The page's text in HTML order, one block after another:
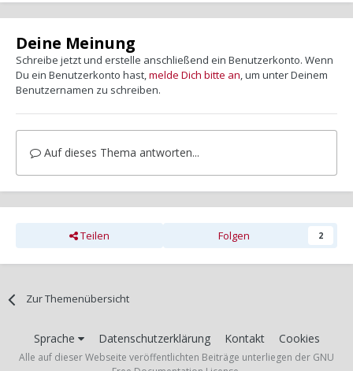
Deine Meinung
Schreibe jetzt und erstelle anschließend ein Benutzerkonto. Wenn
Du ein Benutzerkonto hast,melde Dich bitte an, um unter Deinem
Benutzernamen zu schreiben.
Auf dieses Thema antworten...
Teilen Folgen 2
Zur Themenübersicht
Sprache Datenschutzerklärung Kontakt Cookies
Alle auf dieser Webseite veröffentlichten Beiträge unterliegen der GNU